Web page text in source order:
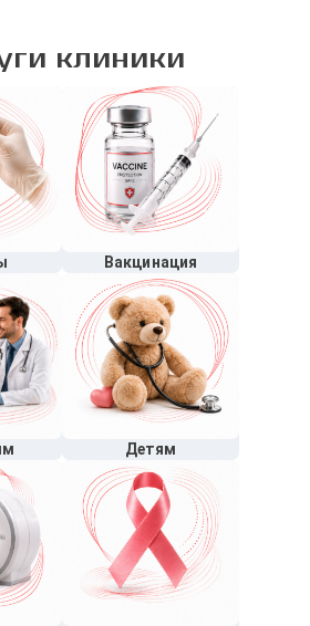
клиники
Вакцинация
Детям